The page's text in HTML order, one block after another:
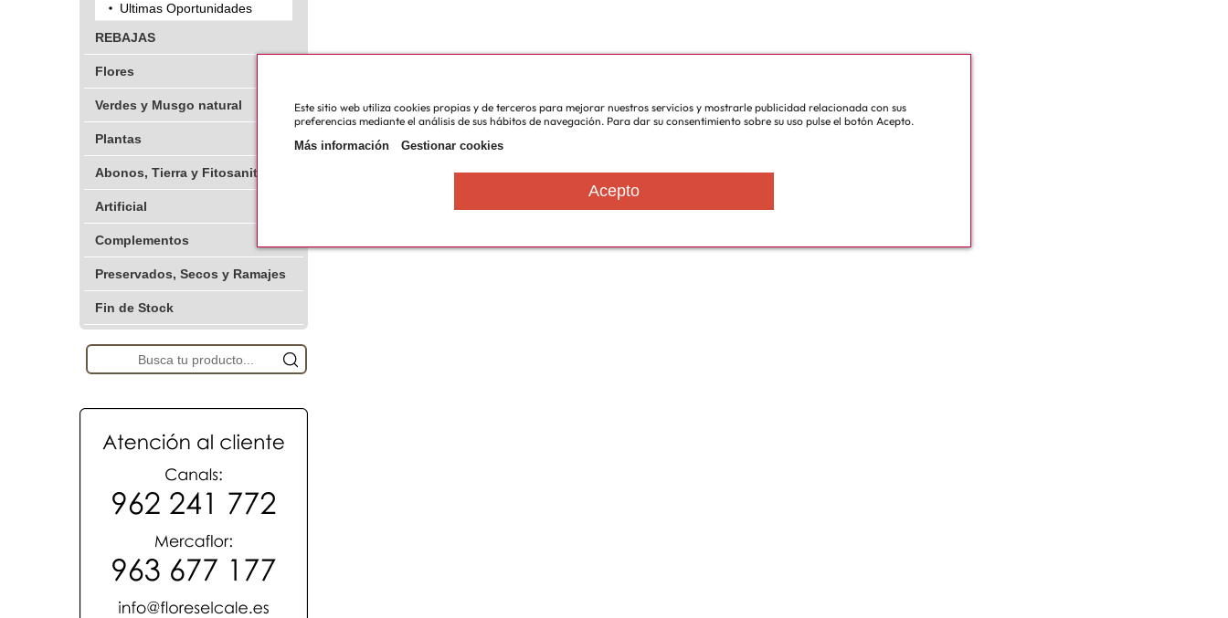
Ultimas Oportunidades
REBAJAS
Flores
Verdes y Musgo natural
Plantas
Abonos, Tierra y Fitosanitarios
Artificial
Complementos
Preservados, Secos y Ramajes
Fin de Stock
Este sitio web utiliza cookies propias y de terceros para mejorar nuestros servicios y mostrarle publicidad relacionada con sus
preferencias mediante el análisis de sus hábitos de navegación. Para dar su consentimiento sobre su uso pulse el botón Acepto.
Más información
Gestionar cookies